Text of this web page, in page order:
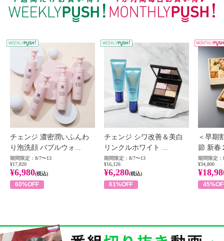
WEEKLY PUSH
チェンジ 濃密潤いふんわ
り泡洗顔 バブルウォ...
期間限定：8/7〜13
¥17,820
¥6,980(税込)
60%OFF
チェンジ シワ改善＆美白
リンクルホワイト ...
期間限定：8/7〜13
¥16,126
¥6,280(税込)
61%OFF
＜早期
節 新春
期間限定：
¥34,800